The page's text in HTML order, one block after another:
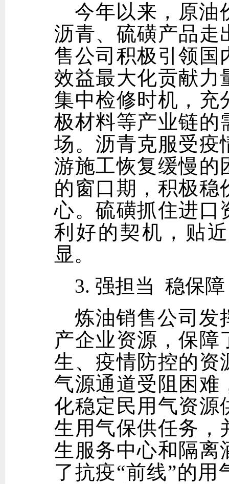
今年以来，原油
沥青、硫磺产品走
售公司积极引领国
效益最大化贡献力
集中检修时机，充
极材料等产业链的
场。沥青克服受疫
游施工恢复缓慢的
的窗口期，积极稳
心。硫磺抓住进口
利好的契机，贴
显。
3. 强担当 稳保障
炼油销售公司发
产企业资源，保障
生、疫情防控的资
气源通道受阻困难
化稳定民用气资源
生用气保供任务，
生服务中心和隔离
了抗疫“前线”的